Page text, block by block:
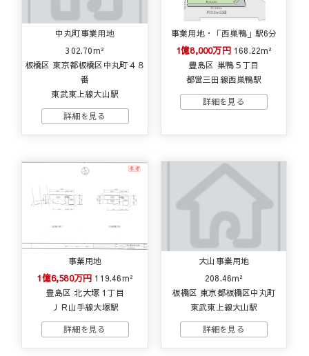
中丸町事業用地
302.70m²
板橋区 東京都板橋区中丸町４８
番
東武東上線大山駅
事業用地・「西巣鴨」駅6分
1億8,000万円 168.22m²
豊島区 巣鴨５丁目
都営三田線西巣鴨駅
事業用地
1億6,580万円 119.46m²
豊島区 北大塚 1丁目
ＪＲ山手線大塚駅
大山事業用地
208.46m²
板橋区 東京都板橋区中丸町
東武東上線大山駅